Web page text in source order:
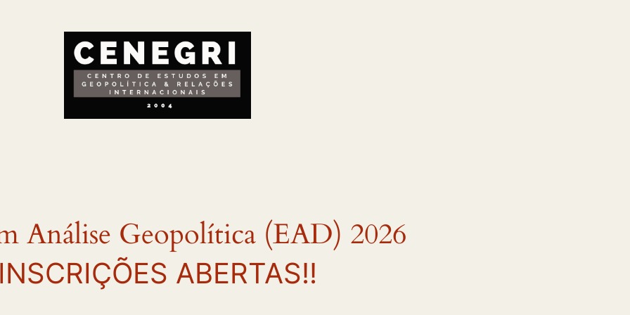
Análise Geopolítica (EAD) 2026
INSCRIÇÕES ABERTAS!!